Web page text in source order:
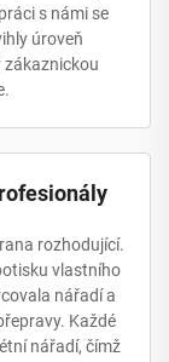
s námi se
úroveň
zákaznickou
rozhodující.
vlastního
nářadí a
Každé
nářadí, čímž